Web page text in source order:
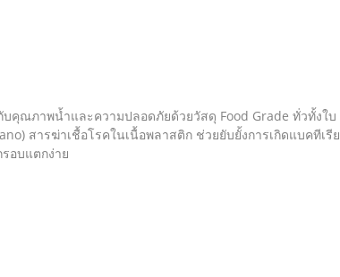
คุณภาพน้ำและความปลอดภัยด้วยวัสดุ Food Grade ทั่วทั้งใบ
สารฆ่าเชื้อโรคในเนื้อพลาสติก ช่วยยับยั้งการเกิดแบคทีเรีย
อบแตกง่าย